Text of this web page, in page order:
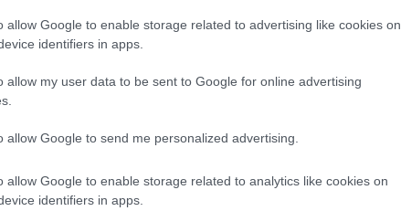
allow Google to enable storage related to advertising like cookies on
identifiers in apps.
allow my user data to be sent to Google for online advertising
allow Google to send me personalized advertising.
allow Google to enable storage related to analytics like cookies on
identifiers in apps.
MSZP FIDESZ KDNP
Schiffer András ma újra elővette a Kínai delegáció itt
kérdezte a kormánytól, magától cselekedett-e a